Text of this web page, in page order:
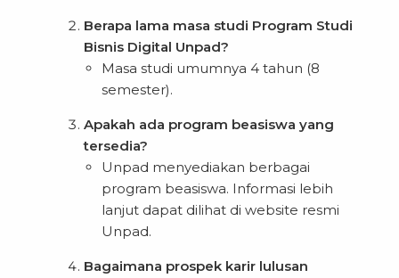
Berapa lama masa studi Program Studi
Bisnis Digital Unpad?
Masa studi umumnya 4 tahun (8
semester).
Apakah ada program beasiswa yang
tersedia?
Unpad menyediakan berbagai
program beasiswa. Informasi lebih
lanjut dapat dilihat di website resmi
Unpad.
Bagaimana prospek karir lulusan